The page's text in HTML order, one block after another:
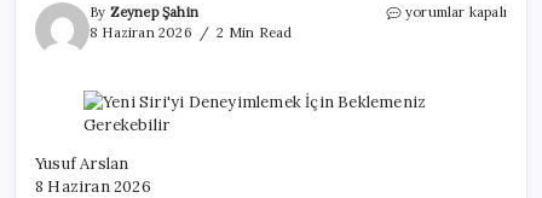
By Zeynep Şahin
8 Haziran 2026
2 Min Read
Yeni
Beklemeniz
Gerekebilir
yorumlar kapalı
Yusuf Arslan
8 Haziran 2026